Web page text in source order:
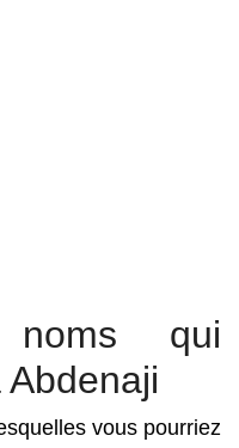
qui
vous pourriez